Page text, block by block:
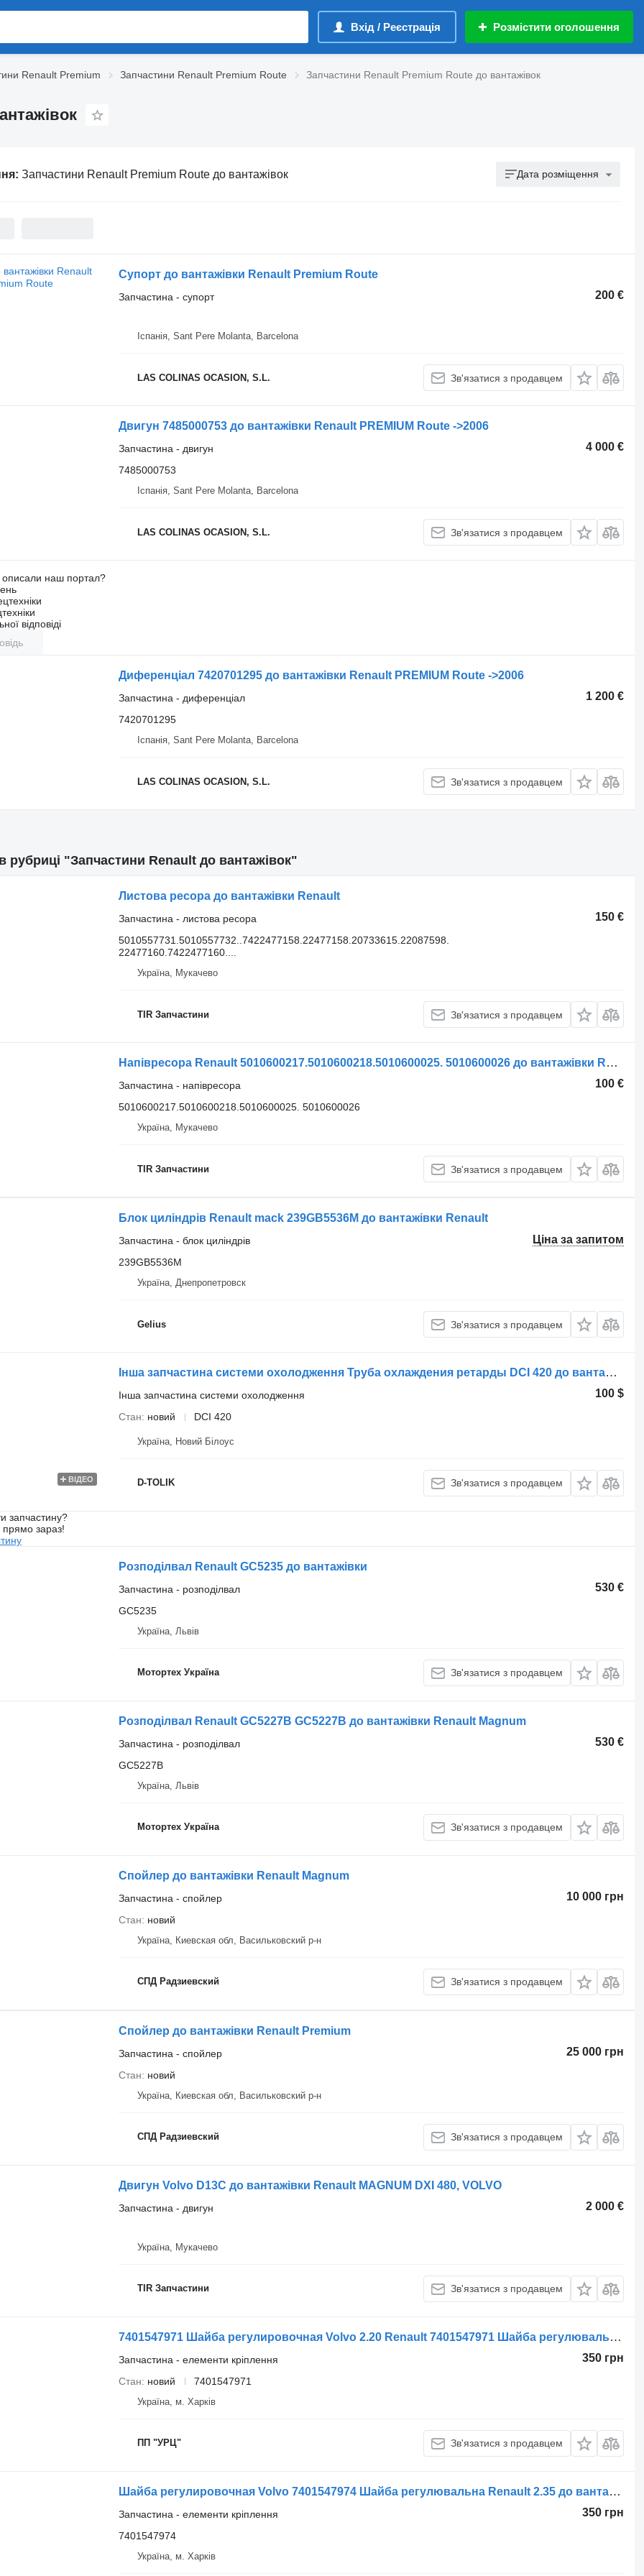
Вхід / Реєстрація Розмістити оголошення
Renault Premium Запчастини Renault Premium Route Запчастини Renault Premium Route до вантажівок
Запчастини Renault Premium Route до вантажівок Дата розміщення
Супорт до вантажівки Renault Premium Route
200 €
Запчастина - супорт
Іспанія, Sant Pere Molanta, Barcelona
LAS COLINAS OCASION, S.L. Зв'язатися з продавцем
Двигун 7485000753 до вантажівки Renault PREMIUM Route ->2006
4 000 €
Запчастина - двигун
7485000753
Іспанія, Sant Pere Molanta, Barcelona
LAS COLINAS OCASION, S.L. Зв'язатися з продавцем
описали наш портал?
відповіді
Диференціал 7420701295 до вантажівки Renault PREMIUM Route ->2006
1 200 €
Запчастина - диференціал
7420701295
Іспанія, Sant Pere Molanta, Barcelona
LAS COLINAS OCASION, S.L. Зв'язатися з продавцем
рубриці "Запчастини Renault до вантажівок"
Листова ресора до вантажівки Renault
150 €
Запчастина - листова ресора
5010557731.5010557732..7422477158.22477158.20733615.22087598.
22477160.7422477160....
Україна, Мукачево
TIR Запчастини Зв'язатися з продавцем
Напівресора Renault 5010600217.5010600218.5010600025. 5010600026 до вантажівки Renault MAGNUM,PREMIUM,RANGE.GAMA
100 €
Запчастина - напівресора
5010600217.5010600218.5010600025. 5010600026
Україна, Мукачево
TIR Запчастини Зв'язатися з продавцем
Блок циліндрів Renault mack 239GB5536M до вантажівки Renault
Ціна за запитом
Запчастина - блок циліндрів
239GB5536M
Україна, Днепропетровск
Gelius Зв'язатися з продавцем
ВІДЕО
Інша запчастина системи охолодження Труба охлаждения ретарды DCI 420 до вантажівки Renault Premium
100 $
Інша запчастина системи охолодження
Стан
новий DCI 420
Україна, Новий Білоус
D-TOLIK Зв'язатися з продавцем
запчастину?
прямо зараз!
Розподілвал Renault GC5235 до вантажівки
530 €
Запчастина - розподілвал
GC5235
Україна, Львів
Мотортех Україна Зв'язатися з продавцем
Розподілвал Renault GC5227B GC5227В до вантажівки Renault Magnum
530 €
Запчастина - розподілвал
GC5227В
Україна, Львів
Мотортех Україна Зв'язатися з продавцем
Спойлер до вантажівки Renault Magnum
10 000 грн
Запчастина - спойлер
Стан
новий
Україна, Киевская обл, Васильковский р-н
СПД Радзиевский Зв'язатися з продавцем
Спойлер до вантажівки Renault Premium
25 000 грн
Запчастина - спойлер
Стан
новий
Україна, Киевская обл, Васильковский р-н
СПД Радзиевский Зв'язатися з продавцем
Двигун Volvo D13C до вантажівки Renault MAGNUM DXI 480, VOLVO
2 000 €
Запчастина - двигун
Україна, Мукачево
TIR Запчастини Зв'язатися з продавцем
7401547971 Шайба регулировочная Volvo 2.20 Renault 7401547971 Шайба регулювальна Volvo 2.20 до вантажівки
350 грн
Запчастина - елементи кріплення
Стан
новий 7401547971
Україна, м. Харків
ПП "УРЦ" Зв'язатися з продавцем
Шайба регулировочная Volvo 7401547974 Шайба регулювальна Renault 2.35 до вантажівки Renault 2,35
350 грн
Запчастина - елементи кріплення
7401547974
Україна, м. Харків